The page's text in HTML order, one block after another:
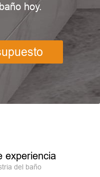
hoy.
experiencia
del baño